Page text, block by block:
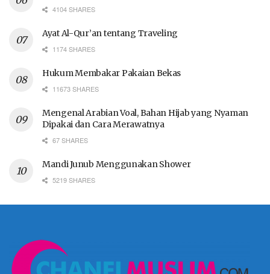
4104 SHARES
Ayat Al-Qur’an tentang Traveling
1174 SHARES
Hukum Membakar Pakaian Bekas
11673 SHARES
Mengenal Arabian Voal, Bahan Hijab yang Nyaman
Dipakai dan Cara Merawatnya
67 SHARES
Mandi Junub Menggunakan Shower
5219 SHARES